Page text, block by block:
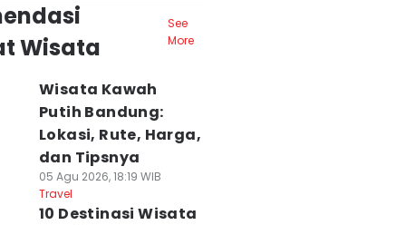
Wisata
See
More
Wisata Kawah
Putih Bandung:
Lokasi, Rute, Harga,
dan Tipsnya
05 Agu 2026, 18:19 WIB
Travel
10 Destinasi Wisata